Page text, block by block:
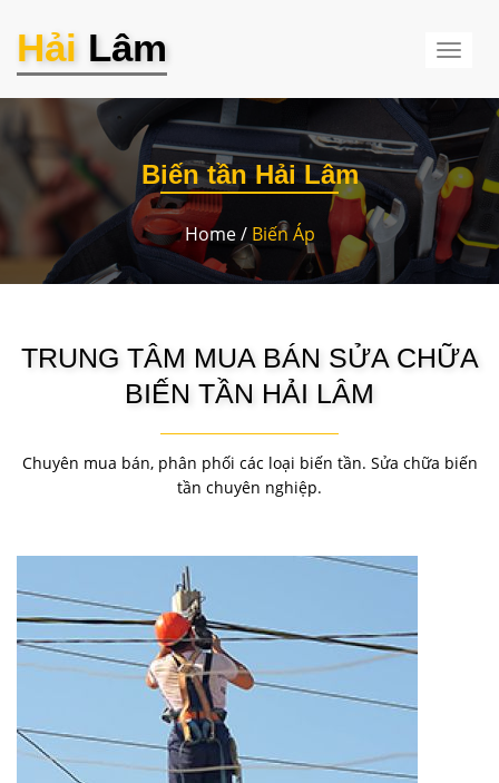
Hải Lâm
Biến tần Hải Lâm
Home / Biến Áp
TRUNG TÂM MUA BÁN SỬA CHỮA
BIẾN TẦN HẢI LÂM
Chuyên mua bán, phân phối các loại biến tần. Sửa chữa biến
tần chuyên nghiệp.